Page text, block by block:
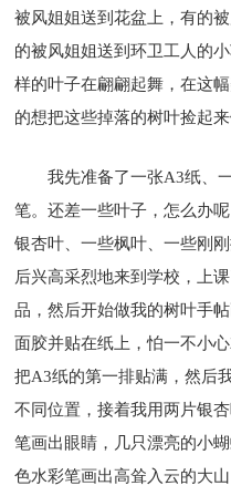
被风姐姐送到花盆上，有的
的被风姐姐送到环卫工人的
样的叶子在翩翩起舞，在这
的想把这些掉落的树叶捡起
我先准备了一张A3纸、
笔。还差一些叶子，怎么办
银杏叶、一些枫叶、一些刚
后兴高采烈地来到学校，上
品，然后开始做我的树叶手
面胶并贴在纸上，怕一不小
把A3纸的第一排贴满，然后
不同位置，接着我用两片银
笔画出眼睛，几只漂亮的小
色水彩笔画出高耸入云的大